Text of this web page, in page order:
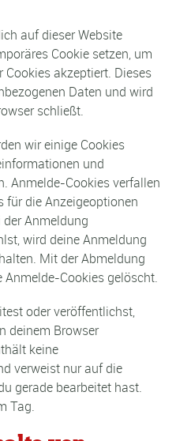
auf dieser Website
Cookie setzen, um
akzeptiert. Dieses
Daten und wird
schließt.
wir einige Cookies
und
Anmelde-Cookies verfallen
für die Anzeigeoptionen
Anmeldung
wird deine Anmeldung
Mit der Abmeldung
Cookies gelöscht.
oder veröffentlichst,
deinem Browser
keine
verweist nur auf die
gerade bearbeitet hast.
Tag.